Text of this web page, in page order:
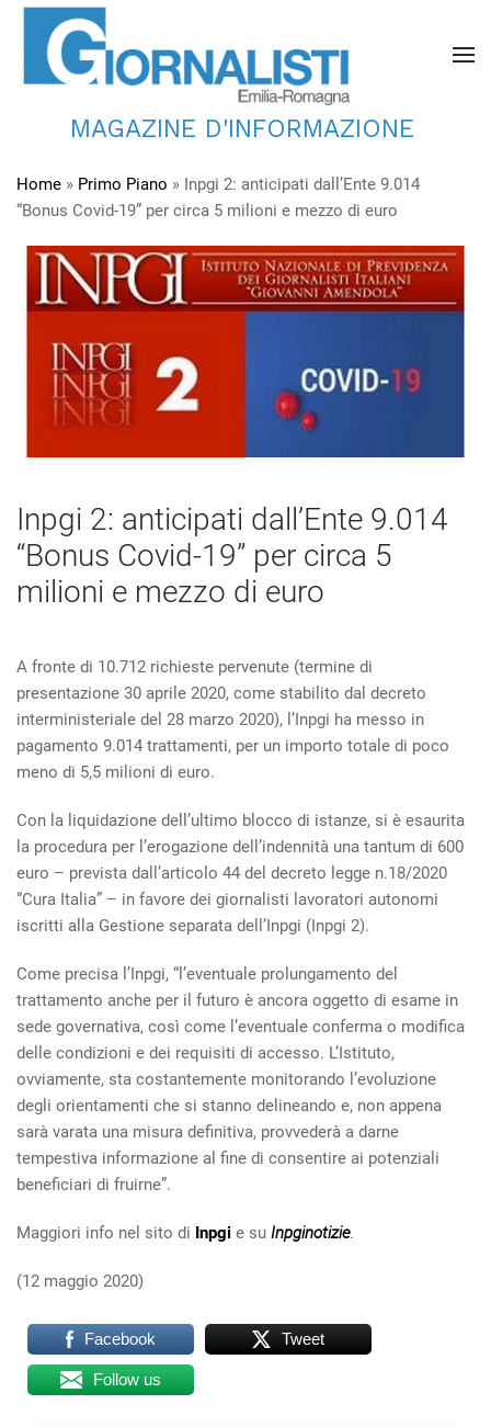
MAGAZINE D'INFORMAZIONE
Home » Primo Piano » Inpgi 2: anticipati dall’Ente 9.014
“Bonus Covid-19” per circa 5 milioni e mezzo di euro
Inpgi 2: anticipati dall’Ente 9.014
“Bonus Covid-19” per circa 5
milioni e mezzo di euro
A fronte di 10.712 richieste pervenute (termine di
presentazione 30 aprile 2020, come stabilito dal decreto
interministeriale del 28 marzo 2020), l’Inpgi ha messo in
pagamento 9.014 trattamenti, per un importo totale di poco
meno di 5,5 milioni di euro.
Con la liquidazione dell’ultimo blocco di istanze, si è esaurita
la procedura per l’erogazione dell’indennità una tantum di 600
euro – prevista dall’articolo 44 del decreto legge n.18/2020
“Cura Italia” – in favore dei giornalisti lavoratori autonomi
iscritti alla Gestione separata dell’Inpgi (Inpgi 2).
Come precisa l’Inpgi, “l’eventuale prolungamento del
trattamento anche per il futuro è ancora oggetto di esame in
sede governativa, così come l’eventuale conferma o modifica
delle condizioni e dei requisiti di accesso. L’Istituto,
ovviamente, sta costantemente monitorando l’evoluzione
degli orientamenti che si stanno delineando e, non appena
sarà varata una misura definitiva, provvederà a darne
tempestiva informazione al fine di consentire ai potenziali
beneficiari di fruirne”.
Maggiori info nel sito di Inpgi e su Inpginotizie.
(12 maggio 2020)
Facebook Tweet
Follow us